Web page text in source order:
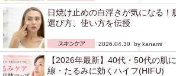
日焼け止めの白浮きが気になる！
選び方、使い方を伝授
2026.04.30 by kanami
【2026年最新】40代・50代の肌
線・たるみに効くハイフ(HIFU)